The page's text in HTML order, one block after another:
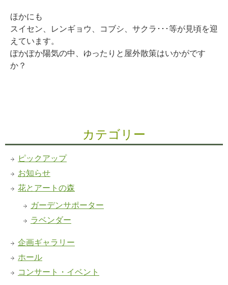
ほかにも
スイセン、レンギョウ、コブシ、サクラ･･･等が見頃を迎
えています。
ぽかぽか陽気の中、ゆったりと屋外散策はいかがです
か？
カテゴリー
ピックアップ
お知らせ
花とアートの森
ガーデンサポーター
ラベンダー
企画ギャラリー
ホール
コンサート・イベント